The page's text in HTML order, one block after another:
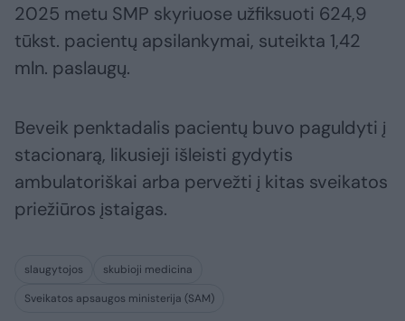
2025 metu SMP skyriuose užfiksuoti 624,9
tūkst. pacientų apsilankymai, suteikta 1,42
mln. paslaugų.
Beveik penktadalis pacientų buvo paguldyti į
stacionarą, likusieji išleisti gydytis
ambulatoriškai arba pervežti į kitas sveikatos
priežiūros įstaigas.
slaugytojos
skubioji medicina
Sveikatos apsaugos ministerija (SAM)